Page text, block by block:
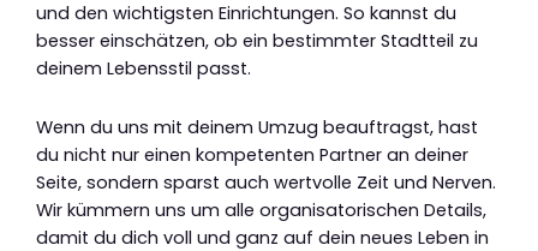
und den wichtigsten Einrichtungen. So kannst du
besser einschätzen, ob ein bestimmter Stadtteil zu
deinem Lebensstil passt.
Wenn du uns mit deinem Umzug beauftragst, hast
du nicht nur einen kompetenten Partner an deiner
Seite, sondern sparst auch wertvolle Zeit und Nerven.
Wir kümmern uns um alle organisatorischen Details,
damit du dich voll und ganz auf dein neues Leben in